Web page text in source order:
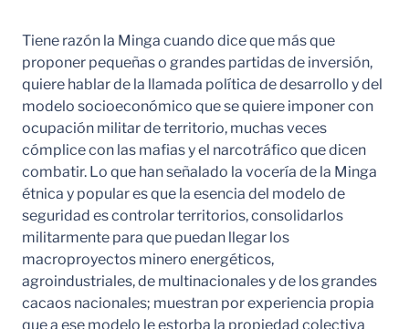
Tiene razón la Minga cuando dice que más que
proponer pequeñas o grandes partidas de inversión,
quiere hablar de la llamada política de desarrollo y del
modelo socioeconómico que se quiere imponer con
ocupación militar de territorio, muchas veces
cómplice con las mafias y el narcotráfico que dicen
combatir. Lo que han señalado la vocería de la Minga
étnica y popular es que la esencia del modelo de
seguridad es controlar territorios, consolidarlos
militarmente para que puedan llegar los
macroproyectos minero energéticos,
agroindustriales, de multinacionales y de los grandes
cacaos nacionales; muestran por experiencia propia
que a ese modelo le estorba la propiedad colectiva